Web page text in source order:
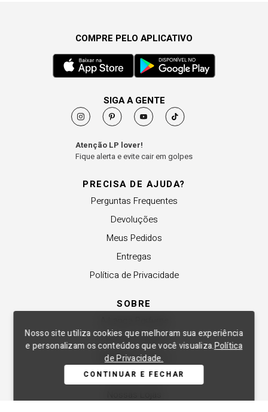
Nosso site utiliza cookies que melhoram sua experiência
e personalizam os conteúdos que você visualiza.Política
de Privacidade.
CONTINUAR E FECHAR
PRECISA DE AJUDA?
Perguntas Frequentes
Devoluções
Meus Pedidos
Entregas
Política de Privacidade
SOBRE
Revender a Marca
Trabalhe Conosco
Compre Local
COMPRE PELO APLICATIVO
SIGA A GENTE
Atenção LP lover!
Fique alerta e evite cair em golpes